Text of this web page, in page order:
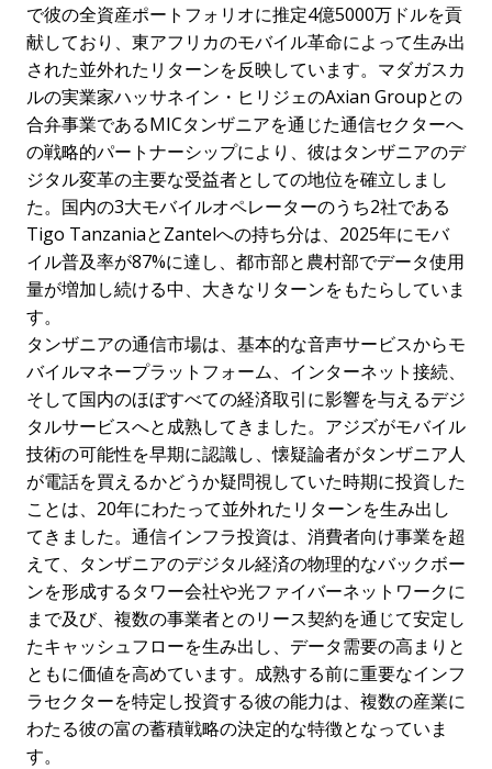
で彼の全資産ポートフォリオに推定4億5000万ドルを貢
献しており、東アフリカのモバイル革命によって生み出
された並外れたリターンを反映しています。マダガスカ
ルの実業家ハッサネイン・ヒリジェのAxian Groupとの
合弁事業であるMICタンザニアを通じた通信セクターへ
の戦略的パートナーシップにより、彼はタンザニアのデ
ジタル変革の主要な受益者としての地位を確立しまし
た。国内の3大モバイルオペレーターのうち2社である
Tigo TanzaniaとZantelへの持ち分は、2025年にモバ
イル普及率が87%に達し、都市部と農村部でデータ使用
量が増加し続ける中、大きなリターンをもたらしていま
す。
タンザニアの通信市場は、基本的な音声サービスからモ
バイルマネープラットフォーム、インターネット接続、
そして国内のほぼすべての経済取引に影響を与えるデジ
タルサービスへと成熟してきました。アジズがモバイル
技術の可能性を早期に認識し、懐疑論者がタンザニア人
が電話を買えるかどうか疑問視していた時期に投資した
ことは、20年にわたって並外れたリターンを生み出し
てきました。通信インフラ投資は、消費者向け事業を超
えて、タンザニアのデジタル経済の物理的なバックボー
ンを形成するタワー会社や光ファイバーネットワークに
まで及び、複数の事業者とのリース契約を通じて安定し
たキャッシュフローを生み出し、データ需要の高まりと
ともに価値を高めています。成熟する前に重要なインフ
ラセクターを特定し投資する彼の能力は、複数の産業に
わたる彼の富の蓄積戦略の決定的な特徴となっていま
す。